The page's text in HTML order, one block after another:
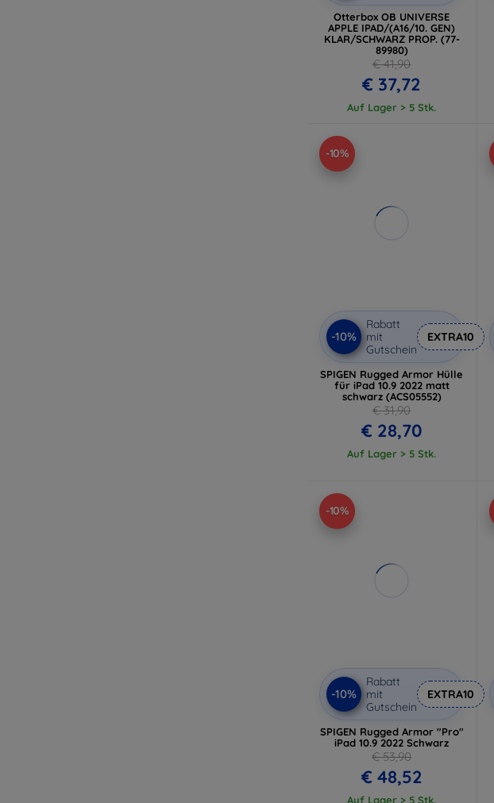
Otterbox OB UNIVERSE
APPLE IPAD/(A16/10. GEN)
KLAR/SCHWARZ PROP. (77-
89980)
€ 41,90
€ 37,72
Auf Lager > 5 Stk.
-10%
-10%
Rabatt
mit
Gutschein
EXTRA10
SPIGEN Rugged Armor Hülle
für iPad 10.9 2022 matt
schwarz (ACS05552)
€ 31,90
€ 28,70
Auf Lager > 5 Stk.
-10%
-10%
Rabatt
mit
Gutschein
EXTRA10
SPIGEN Rugged Armor "Pro"
iPad 10.9 2022 Schwarz
€ 53,90
€ 48,52
Auf Lager > 5 Stk.